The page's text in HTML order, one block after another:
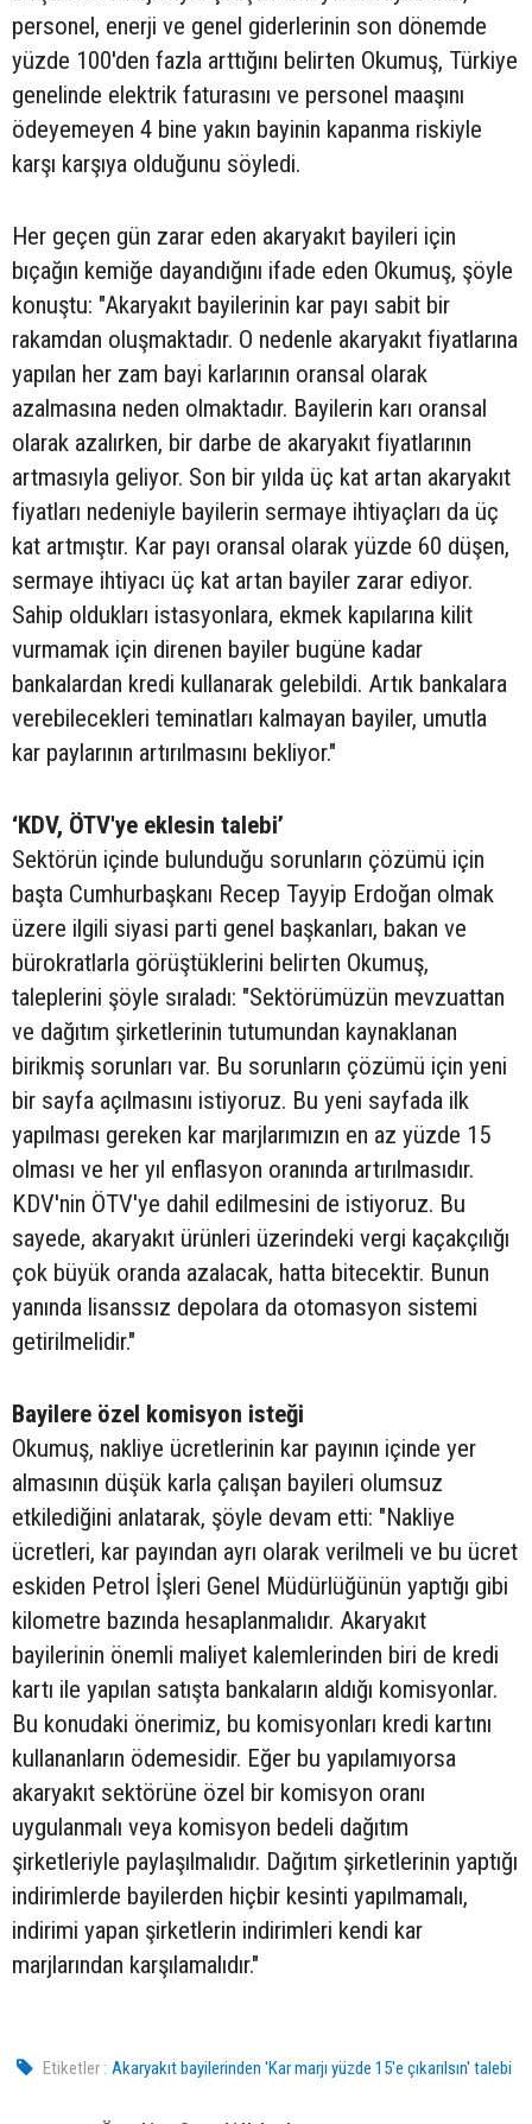
personel, enerji ve genel giderlerinin son dönemde
yüzde 100'den fazla arttığını belirten Okumuş, Türkiye
genelinde elektrik faturasını ve personel maaşını
ödeyemeyen 4 bine yakın bayinin kapanma riskiyle
karşı karşıya olduğunu söyledi.
Her geçen gün zarar eden akaryakıt bayileri için
bıçağın kemiğe dayandığını ifade eden Okumuş, şöyle
konuştu: "Akaryakıt bayilerinin kar payı sabit bir
rakamdan oluşmaktadır. O nedenle akaryakıt fiyatlarına
yapılan her zam bayi karlarının oransal olarak
azalmasına neden olmaktadır. Bayilerin karı oransal
olarak azalırken, bir darbe de akaryakıt fiyatlarının
artmasıyla geliyor. Son bir yılda üç kat artan akaryakıt
fiyatları nedeniyle bayilerin sermaye ihtiyaçları da üç
kat artmıştır. Kar payı oransal olarak yüzde 60 düşen,
sermaye ihtiyacı üç kat artan bayiler zarar ediyor.
Sahip oldukları istasyonlara, ekmek kapılarına kilit
vurmamak için direnen bayiler bugüne kadar
bankalardan kredi kullanarak gelebildi. Artık bankalara
verebilecekleri teminatları kalmayan bayiler, umutla
kar paylarının artırılmasını bekliyor."
‘KDV, ÖTV'ye eklesin talebi’
Sektörün içinde bulunduğu sorunların çözümü için
başta Cumhurbaşkanı Recep Tayyip Erdoğan olmak
üzere ilgili siyasi parti genel başkanları, bakan ve
bürokratlarla görüştüklerini belirten Okumuş,
taleplerini şöyle sıraladı: "Sektörümüzün mevzuattan
ve dağıtım şirketlerinin tutumundan kaynaklanan
birikmiş sorunları var. Bu sorunların çözümü için yeni
bir sayfa açılmasını istiyoruz. Bu yeni sayfada ilk
yapılması gereken kar marjlarımızın en az yüzde 15
olması ve her yıl enflasyon oranında artırılmasıdır.
KDV'nin ÖTV'ye dahil edilmesini de istiyoruz. Bu
sayede, akaryakıt ürünleri üzerindeki vergi kaçakçılığı
çok büyük oranda azalacak, hatta bitecektir. Bunun
yanında lisanssız depolara da otomasyon sistemi
getirilmelidir."
Bayilere özel komisyon isteği
Okumuş, nakliye ücretlerinin kar payının içinde yer
almasının düşük karla çalışan bayileri olumsuz
etkilediğini anlatarak, şöyle devam etti: "Nakliye
ücretleri, kar payından ayrı olarak verilmeli ve bu ücret
eskiden Petrol İşleri Genel Müdürlüğünün yaptığı gibi
kilometre bazında hesaplanmalıdır. Akaryakıt
bayilerinin önemli maliyet kalemlerinden biri de kredi
kartı ile yapılan satışta bankaların aldığı komisyonlar.
Bu konudaki önerimiz, bu komisyonları kredi kartını
kullananların ödemesidir. Eğer bu yapılamıyorsa
akaryakıt sektörüne özel bir komisyon oranı
uygulanmalı veya komisyon bedeli dağıtım
şirketleriyle paylaşılmalıdır. Dağıtım şirketlerinin yaptığı
indirimlerde bayilerden hiçbir kesinti yapılmamalı,
indirimi yapan şirketlerin indirimleri kendi kar
marjlarından karşılamalıdır."
Etiketler : Akaryakıt bayilerinden 'Kar marjı yüzde 15'e çıkarılsın' talebi